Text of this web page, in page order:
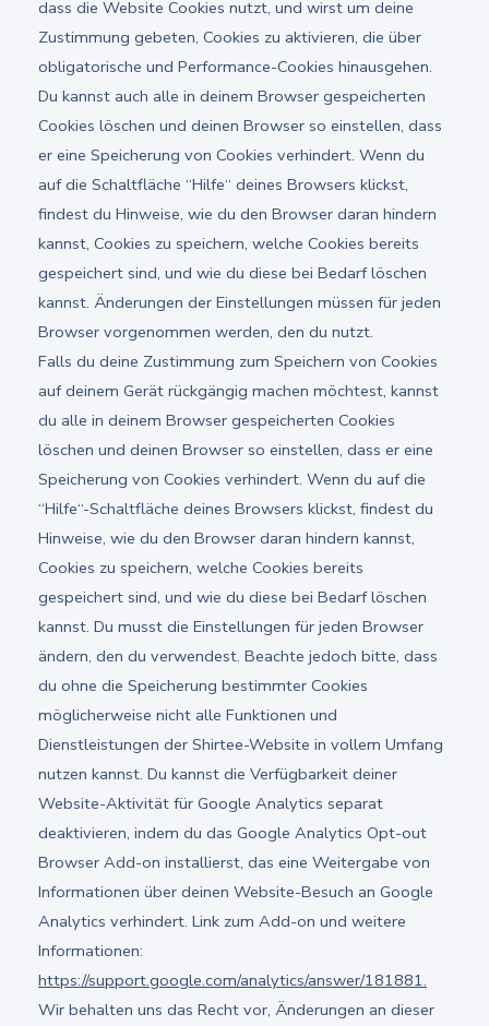
dass die Website Cookies nutzt, und wirst um deine
Zustimmung gebeten, Cookies zu aktivieren, die über
obligatorische und Performance-Cookies hinausgehen.
Du kannst auch alle in deinem Browser gespeicherten
Cookies löschen und deinen Browser so einstellen, dass
er eine Speicherung von Cookies verhindert. Wenn du
auf die Schaltfläche “Hilfe“ deines Browsers klickst,
findest du Hinweise, wie du den Browser daran hindern
kannst, Cookies zu speichern, welche Cookies bereits
gespeichert sind, und wie du diese bei Bedarf löschen
kannst. Änderungen der Einstellungen müssen für jeden
Browser vorgenommen werden, den du nutzt.
Falls du deine Zustimmung zum Speichern von Cookies
auf deinem Gerät rückgängig machen möchtest, kannst
du alle in deinem Browser gespeicherten Cookies
löschen und deinen Browser so einstellen, dass er eine
Speicherung von Cookies verhindert. Wenn du auf die
“Hilfe“-Schaltfläche deines Browsers klickst, findest du
Hinweise, wie du den Browser daran hindern kannst,
Cookies zu speichern, welche Cookies bereits
gespeichert sind, und wie du diese bei Bedarf löschen
kannst. Du musst die Einstellungen für jeden Browser
ändern, den du verwendest. Beachte jedoch bitte, dass
du ohne die Speicherung bestimmter Cookies
möglicherweise nicht alle Funktionen und
Dienstleistungen der Shirtee-Website in vollem Umfang
nutzen kannst. Du kannst die Verfügbarkeit deiner
Website-Aktivität für Google Analytics separat
deaktivieren, indem du das Google Analytics Opt-out
Browser Add-on installierst, das eine Weitergabe von
Informationen über deinen Website-Besuch an Google
Analytics verhindert. Link zum Add-on und weitere
Informationen:
https://support.google.com/analytics/answer/181881.
Wir behalten uns das Recht vor, Änderungen an dieser